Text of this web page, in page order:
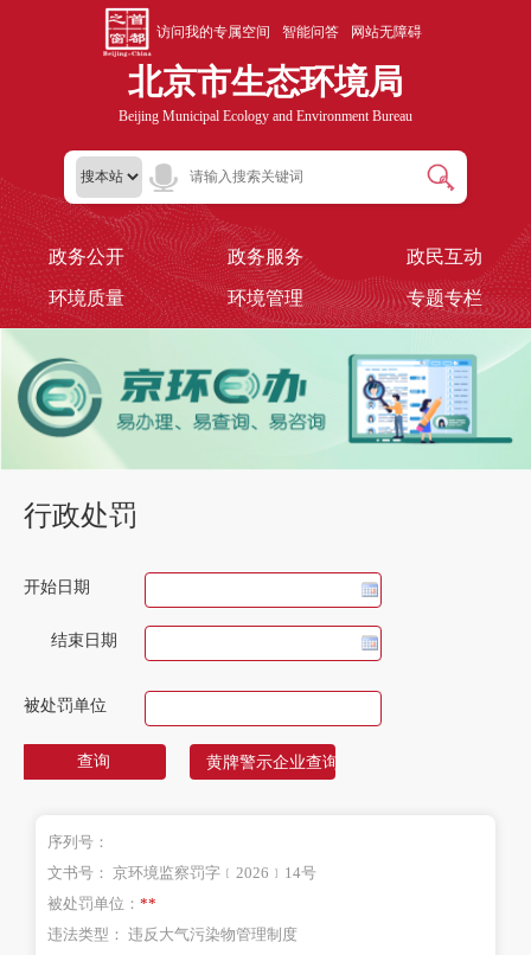
访问我的专属空间 智能问答 网站无障碍
北京市生态环境局
Beijing Municipal Ecology and Environment Bureau
政务公开 政务服务 政民互动
环境质量 环境管理 专题专栏
行政处罚
开始日期
结束日期
被处罚单位
序列号：
文书号： 京环境监察罚字﹝2026﹞14号
被处罚单位： **
违法类型： 违反大气污染物管理制度